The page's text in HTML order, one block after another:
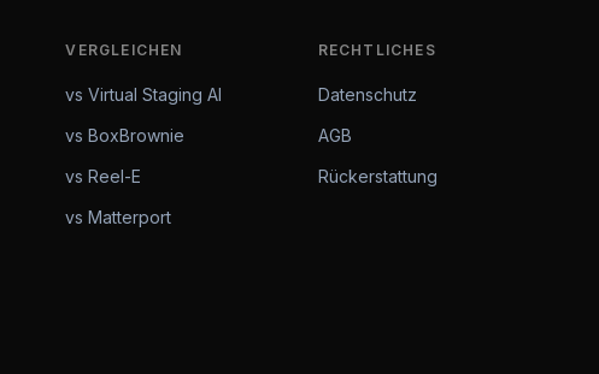
VERGLEICHEN
vs Virtual Staging AI
vs BoxBrownie
vs Reel-E
vs Matterport
RECHTLICHES
Datenschutz
AGB
Rückerstattung